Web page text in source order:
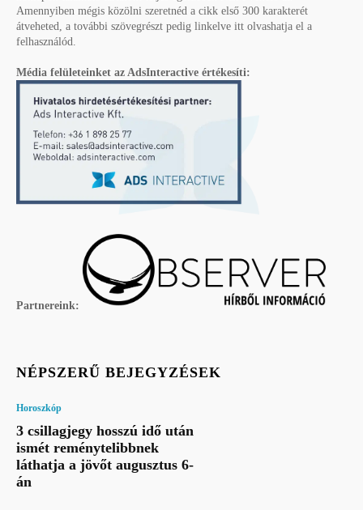
Amennyiben mégis közölni szeretnéd a cikk első 300 karakterét
átveheted, a további szövegrészt pedig linkelve itt olvashatja el a
felhasználód.
Média felületeinket az AdsInteractive értékesíti:
Partnereink:
NÉPSZERŰ BEJEGYZÉSEK
Horoszkóp
3 csillagjegy hosszú idő után
ismét reménytelibbnek
láthatja a jövőt augusztus 6-
án